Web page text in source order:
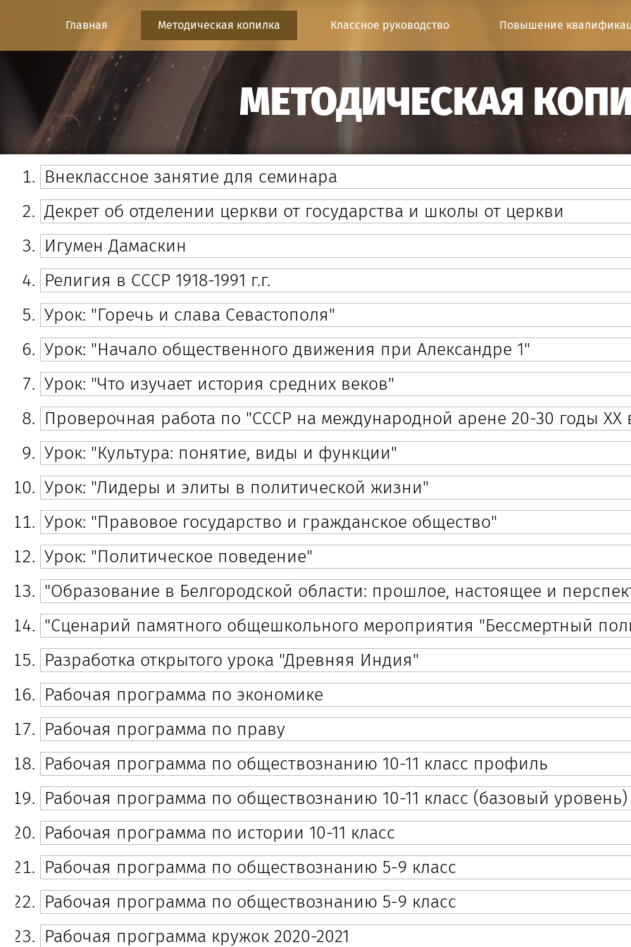
Главная Методическая копилка Классное руководство Повышение
МЕТОДИЧЕСКАЯ
Внеклассное занятие для семинара
Декрет об отделении церкви от государства и школы от церкви
Игумен Дамаскин
Религия в СССР 1918-1991 г.г.
Урок: "Горечь и слава Севастополя"
Урок: "Начало общественного движения при Александре 1"
Урок: "Что изучает история средних веков"
Проверочная работа по "СССР на международной арене 20-30 годы ХХ
Урок: "Культура: понятие, виды и функции"
Урок: "Лидеры и элиты в политической жизни"
Урок: "Правовое государство и гражданское общество"
Урок: "Политическое поведение"
"Образование в Белгородской области: прошлое, настоящее и
"Сценарий памятного общешкольного мероприятия "Бессмертный
Разработка открытого урока "Древняя Индия"
Рабочая программа по экономике
Рабочая программа по праву
Рабочая программа по обществознанию 10-11 класс профиль
Рабочая программа по обществознанию 10-11 класс (базовый уровень)
Рабочая программа по истории 10-11 класс
Рабочая программа по обществознанию 5-9 класс
Рабочая программа по обществознанию 5-9 класс
Рабочая программа кружок 2020-2021